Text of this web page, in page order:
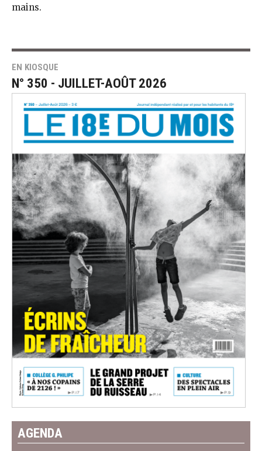
mains.
EN KIOSQUE
N° 350 - JUILLET-AOÛT 2026
AGENDA